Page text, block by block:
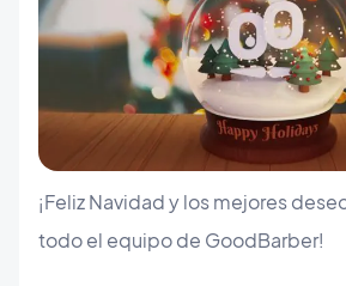
¡Feliz Navidad y los mejores
todo el equipo de GoodBarber!